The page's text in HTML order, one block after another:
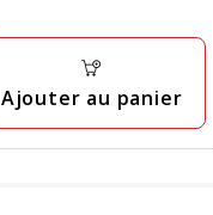
Ajouter au panier